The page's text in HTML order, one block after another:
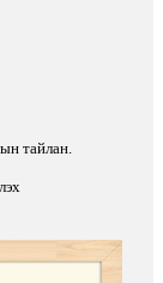
тайлан.